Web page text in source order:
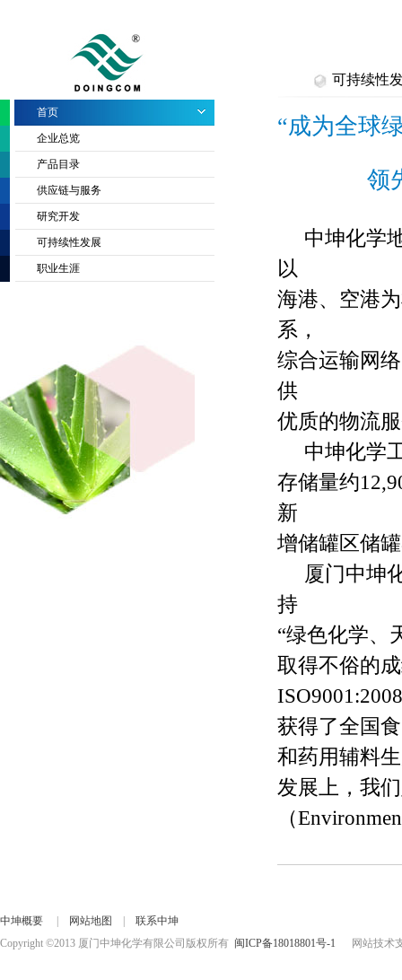
首页
企业总览
产品目录
供应链与服务
研究开发
可持续性发展
职业生涯
可持续性
“成为全球
领
中坤化学地
以
海港、空港
系，
综合运输网
供
优质的物流
中坤化学工
存储量约
新
增储罐区储
厦门中坤化
持
“绿色化学、
取得不俗的
获得了全国
和药用辅料
发展上，我
（
中坤概要 网站地图
联系中坤
Copyright ©2013 厦门中坤化学有限公司版权所有 闽ICP备18018801号-1 网站技术